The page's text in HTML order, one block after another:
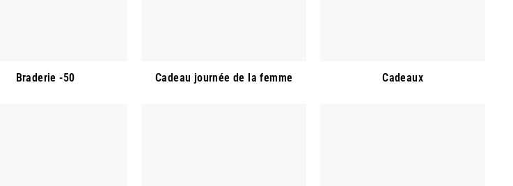
Braderie -50 Cadeau journée de la femme Cadeaux